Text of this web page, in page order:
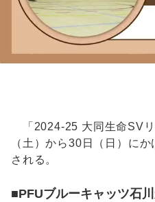
「2024-25 大同生命SVリ
（土）から30日（日）に
される。
■PFUブルーキャッツ石